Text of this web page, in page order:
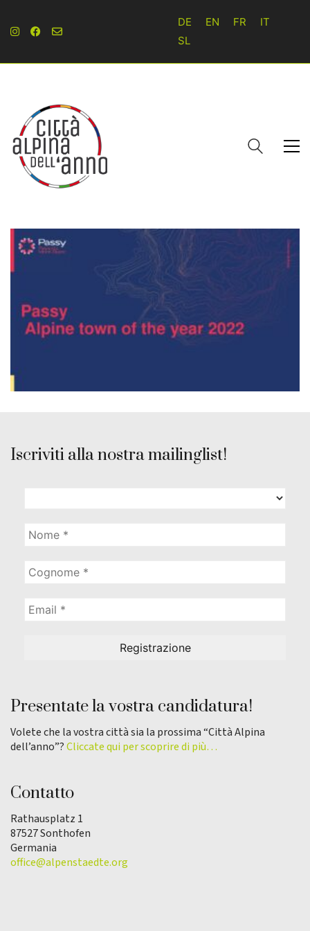
DE EN FR
IT
SL
Iscriviti alla nostra mailinglist!
Presentate la vostra candidatura!
Volete che la vostra città sia la prossima “Città Alpina
dell’anno”?Cliccate qui per scoprire di più…
Contatto
Rathausplatz 1
87527 Sonthofen
Germania
office@alpenstaedte.org